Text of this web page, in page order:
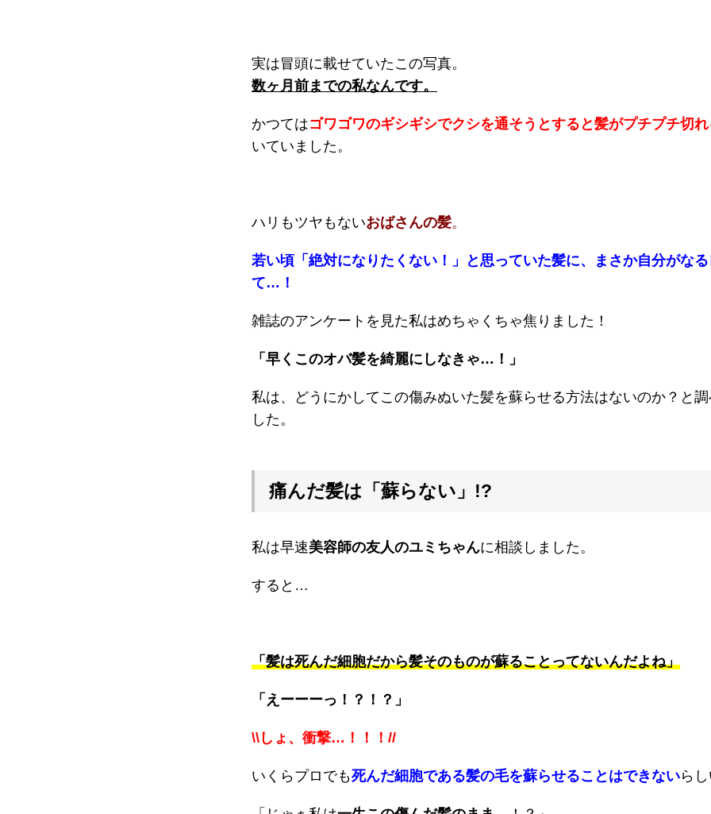
実は冒頭に載せていたこの写真。
数ヶ月前までの私なんです。
かつてはゴワゴワのギシギシでクシを通そうとすると髪がプチプチ切
いていました。
ハリもツヤもないおばさんの髪。
若い頃「絶対になりたくない！」と思っていた髪に、まさか自分がな
て…！
雑誌のアンケートを見た私はめちゃくちゃ焦りました！
「早くこのオバ髪を綺麗にしなきゃ…！」
私は、どうにかして この傷みぬいた髪を蘇らせる方法はないのか？ と
した。
痛んだ髪は「蘇らない」!?
私は早速美容師の友人のユミちゃんに相談しました。
すると…
「髪は死んだ細胞だから髪そのものが蘇ることってないんだよね」
「えーーーっ！？！？」
\\しょ、衝撃…！！！//
いくらプロでも死んだ細胞である髪の毛を蘇らせることはできないら